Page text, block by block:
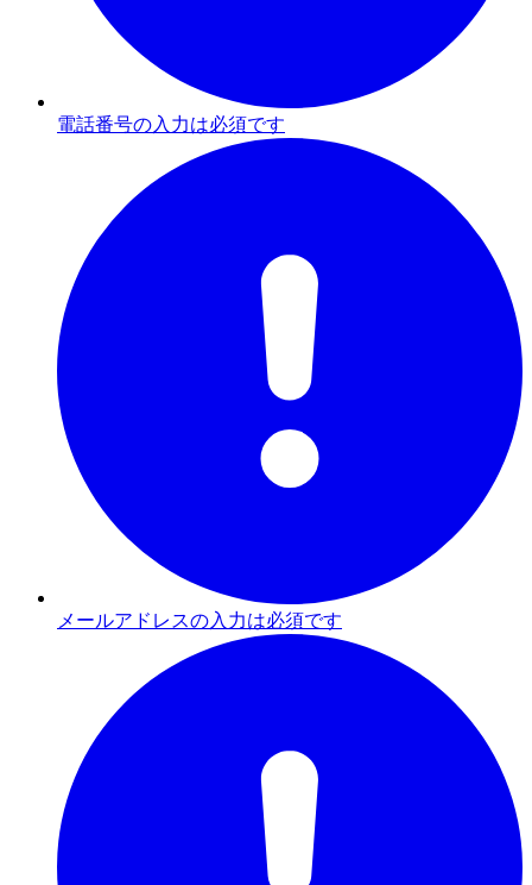
電話番号の入力は必須です
メールアドレスの入力は必須です